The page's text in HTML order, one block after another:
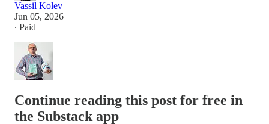
Vassil Kolev
Jun 05, 2026
∙ Paid
Continue reading this post for free in
the Substack app